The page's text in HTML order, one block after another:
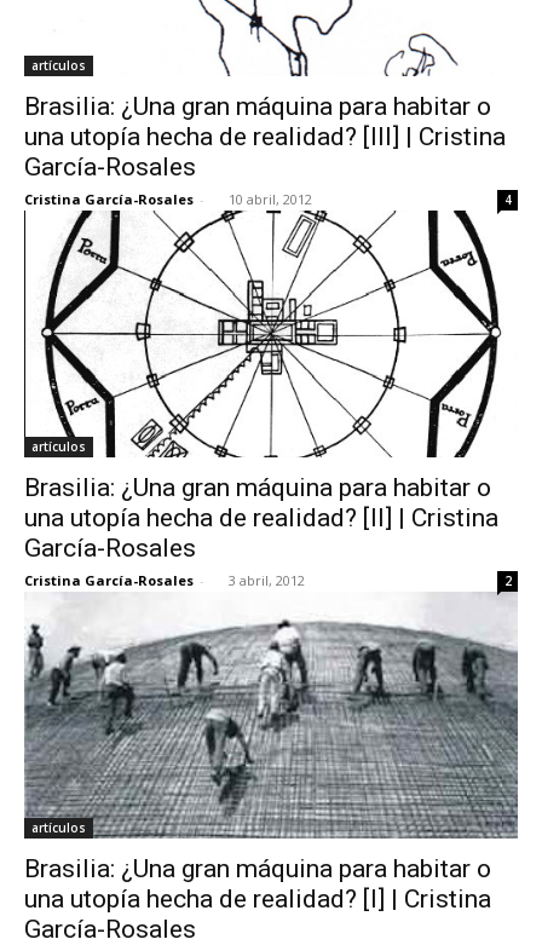
artículos
Brasilia: ¿Una gran máquina para habitar o
una utopía hecha de realidad? [III] | Cristina
García-Rosales
Cristina García-Rosales - 10 abril, 2012 4
artículos
Brasilia: ¿Una gran máquina para habitar o
una utopía hecha de realidad? [II] | Cristina
García-Rosales
Cristina García-Rosales - 3 abril, 2012 2
artículos
Brasilia: ¿Una gran máquina para habitar o
una utopía hecha de realidad? [I] | Cristina
García-Rosales